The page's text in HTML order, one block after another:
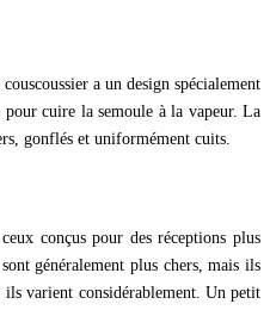
a un design spécialement
cuire la semoule à la vapeur. La
gonflés et uniformément cuits.
conçus pour des réceptions plus
généralement plus chers, mais ils
ils varient considérablement. Un petit